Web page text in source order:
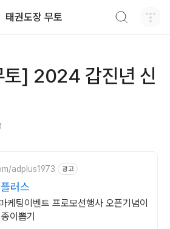
태권도장 무토
토] 2024 갑진년 신
adplus1973 광고
러스
케팅이벤트 프로모션행사 오픈기념이
이뽑기